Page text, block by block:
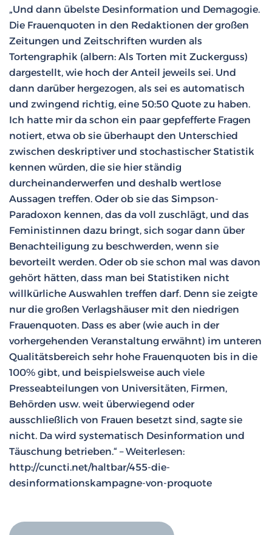
„Und dann übelste Desinformation und Demagogie.
Die Frauenquoten in den Redaktionen der großen
Zeitungen und Zeitschriften wurden als
Tortengraphik (albern: Als Torten mit Zuckerguss)
dargestellt, wie hoch der Anteil jeweils sei. Und
dann darüber hergezogen, als sei es automatisch
und zwingend richtig, eine 50:50 Quote zu haben.
Ich hatte mir da schon ein paar gepfefferte Fragen
notiert, etwa ob sie überhaupt den Unterschied
zwischen deskriptiver und stochastischer Statistik
kennen würden, die sie hier ständig
durcheinanderwerfen und deshalb wertlose
Aussagen treffen. Oder ob sie das Simpson-
Paradoxon kennen, das da voll zuschlägt, und das
Feministinnen dazu bringt, sich sogar dann über
Benachteiligung zu beschwerden, wenn sie
bevorteilt werden. Oder ob sie schon mal was davon
gehört hätten, dass man bei Statistiken nicht
willkürliche Auswahlen treffen darf. Denn sie zeigte
nur die großen Verlagshäuser mit den niedrigen
Frauenquoten. Dass es aber (wie auch in der
vorhergehenden Veranstaltung erwähnt) im unteren
Qualitätsbereich sehr hohe Frauenquoten bis in die
100% gibt, und beispielsweise auch viele
Presseabteilungen von Universitäten, Firmen,
Behörden usw. weit überwiegend oder
ausschließlich von Frauen besetzt sind, sagte sie
nicht. Da wird systematisch Desinformation und
Täuschung betrieben.“ – Weiterlesen:
http://cuncti.net/haltbar/455-die-
desinformationskampagne-von-proquote